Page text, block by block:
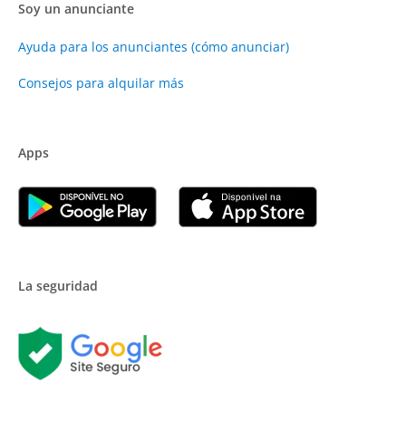
Soy un anunciante
Ayuda para los anunciantes (cómo anunciar)
Consejos para alquilar más
Apps
La seguridad